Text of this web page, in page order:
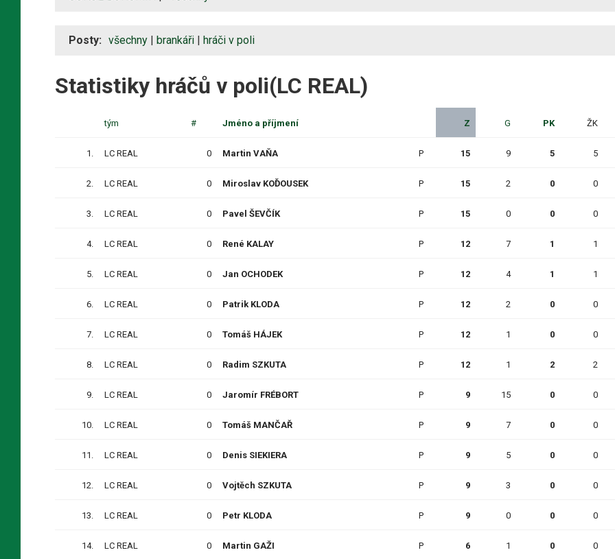
Posty: všechny | brankáři | hráči v poli
Statistiky hráčů v poli(LC REAL)
tým # Jméno a příjmení Z G PK ŽK
1. LC REAL 0 Martin VAŇA P 15 9 5 5
2. LC REAL 0 Miroslav KOĎOUSEK P 15 2 0 0
3. LC REAL 0 Pavel ŠEVČÍK P 15 0 0 0
4. LC REAL 0 René KALAY P 12 7 1 1
5. LC REAL 0 Jan OCHODEK P 12 4 1 1
6. LC REAL 0 Patrik KLODA P 12 2 0 0
7. LC REAL 0 Tomáš HÁJEK P 12 1 0 0
8. LC REAL 0 Radim SZKUTA P 12 1 2 2
9. LC REAL 0 Jaromír FRÉBORT P 9 15 0 0
10. LC REAL 0 Tomáš MANČAŘ P 9 7 0 0
11. LC REAL 0 Denis SIEKIERA P 9 5 0 0
12. LC REAL 0 Vojtěch SZKUTA P 9 3 0 0
13. LC REAL 0 Petr KLODA P 9 0 0 0
14. LC REAL 0 Martin GAŽI P 6 1 0 0